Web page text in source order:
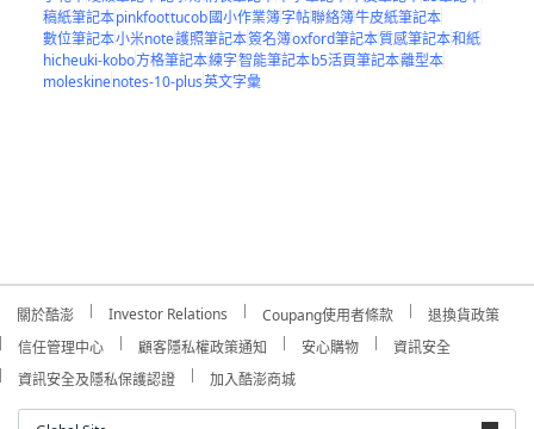
稿紙筆記本pinkfoottucob國小作業簿字帖聯絡簿牛皮紙筆記本
數位筆記本小米note護照筆記本簽名簿oxford筆記本質感筆記本和紙
hicheuki-kobo方格筆記本練字智能筆記本b5活頁筆記本離型本
moleskinenotes-10-plus英文字彙
關於酷澎 Investor Relations Coupang使用者條款
退換貨政策
信任管理中心
顧客隱私權政策通知 安心購物
資訊安全
資訊安全及隱私保護認證
加入酷澎商城